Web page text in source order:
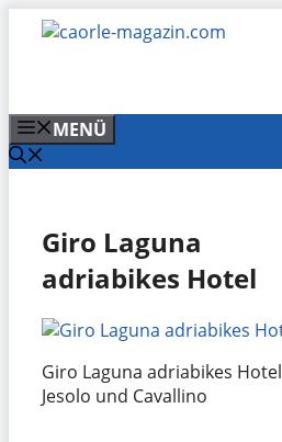
Zum
Inhalt
MENÜ
Giro Laguna
adriabikes Hotel
Giro Laguna adriabikes Hotel
Jesolo und Cavallino